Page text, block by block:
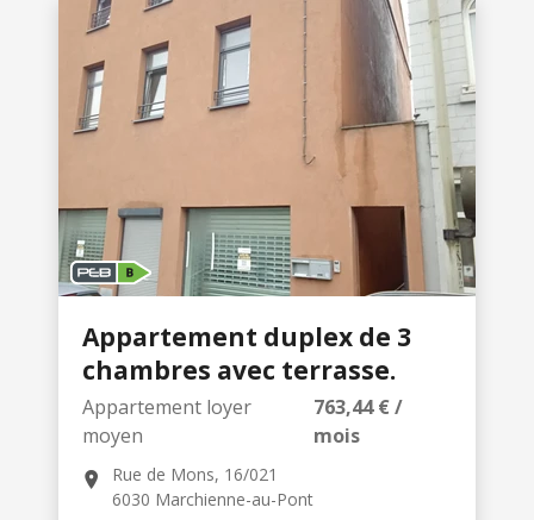
Appartement duplex de 3
chambres avec terrasse.
Appartement loyer
moyen
763,44 € /
mois
Rue de Mons, 16/021
6030 Marchienne-au-Pont